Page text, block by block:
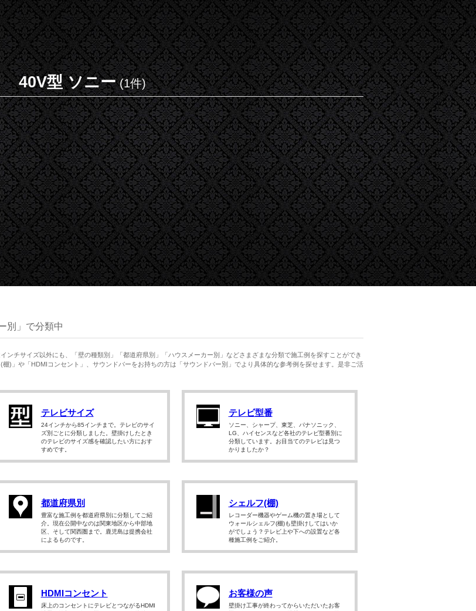
40V型 ソニー(1件)
別」で分類中
ンチサイズ以外にも、「壁の種類別」「都道府県別」「ハウスメーカー別」などさまざまな分類で施工例を探すことができ
)」や「HDMIコンセント」、サウンドバーをお持ちの方は「サウンドバー別」でより具体的な参考例を探せます。是非ご活
テレビサイズ
24インチから85インチまで。テレビのサイ
ズ別ごとに分類しました。壁掛けしたとき
のテレビのサイズ感を確認したい方におす
すめです。
テレビ型番
ソニー、シャープ、東芝、パナソニック、
LG、ハイセンスなど各社のテレビ型番別に
分類しています。お目当てのテレビは見つ
かりましたか？
都道府県別
豊富な施工例を都道府県別に分類してご紹
介。現在公開中なのは関東地区から中部地
区、そして関西圏まで。鹿児島は提携会社
によるものです。
シェルフ(棚)
レコーダー機器やゲーム機の置き場として
ウォールシェルフ(棚)も壁掛けしてはいか
がでしょう？テレビ上や下への設置など各
種施工例をご紹介。
HDMIコンセント
床上のコンセントにテレビとつながるHDMI
お客様の声
壁掛け工事が終わってからいただいたお客